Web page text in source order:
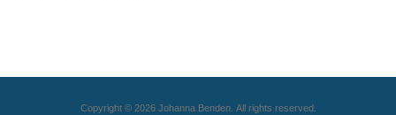
Copyright © 2026 Johanna Benden. All rights reserved.